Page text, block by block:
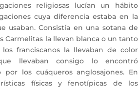
religiosas lucían un hábito
cuya diferencia estaba en la
usaban. Consistía en una sotana de
Carmelitas la llevan blanca o un tanto
los franciscanos la llevaban de color
llevaban consigo lo encontró
los cuáqueros anglosajones. En
físicas y fenotípicas de los